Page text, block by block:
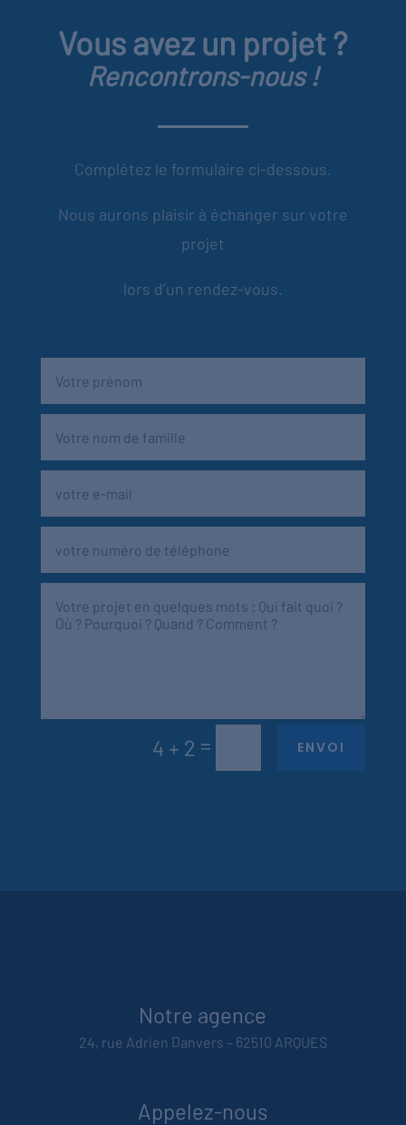
Vous avez un projet ?
Rencontrons-nous !
Complétez le formulaire ci-dessous.
Nous aurons plaisir à échanger sur votre
projet
lors d’un rendez-vous.
4 + 2 = ENVOI
Notre agence
24, rue Adrien Danvers – 62510 ARQUES
Appelez-nous